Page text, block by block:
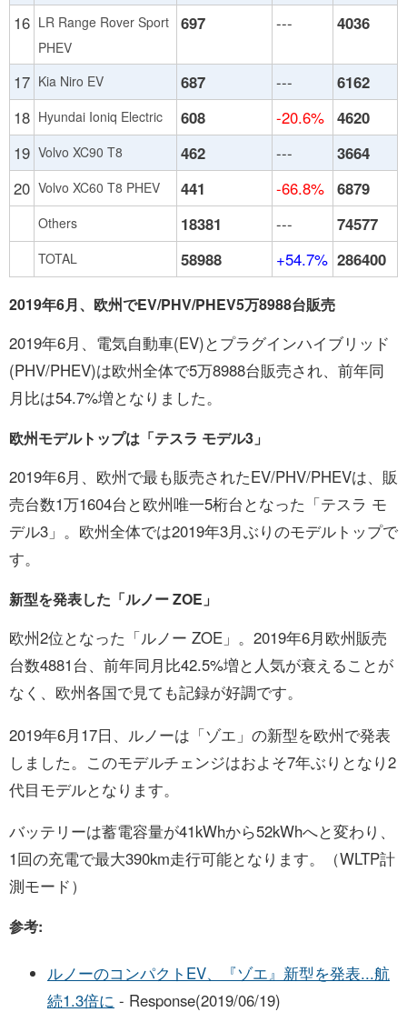
16 LR Range Rover Sport
PHEV
697 --- 4036
17 Kia Niro EV 687 ---
6162
18 Hyundai Ioniq Electric 608 -20.6% 4620
19 Volvo XC90 T8 462 ---
3664
20 Volvo XC60 T8 PHEV 441 -66.8% 6879
Others 18381 --- 74577
TOTAL 58988 +54.7% 286400
2019年6月、欧州でEV/PHV/PHEV5万8988台販売
2019年6月、電気自動車(EV)とプラグインハイブリッド
(PHV/PHEV)は欧州全体で5万8988台販売され、前年同
月比は54.7%増となりました。
欧州モデルトップは「テスラ モデル3」
2019年6月、欧州で最も販売されたEV/PHV/PHEVは、販
売台数1万1604台と欧州唯一5桁台となった「テスラ モ
デル3」。欧州全体では2019年3月ぶりのモデルトップで
す。
新型を発表した「ルノー ZOE」
欧州2位となった「ルノー ZOE」。2019年6月欧州販売
台数4881台、前年同月比42.5%増と人気が衰えることが
なく、欧州各国で見ても記録が好調です。
2019年6月17日、ルノーは「ゾエ」の新型を欧州で発表
しました。このモデルチェンジはおよそ7年ぶりとなり2
代目モデルとなります。
バッテリーは蓄電容量が41kWhから52kWhへと変わり、
1回の充電で最大390km走行可能となります。（WLTP計
測モード）
参考:
ルノーのコンパクトEV、『ゾエ』新型を発表...航
続1.3倍に - Response(2019/06/19)